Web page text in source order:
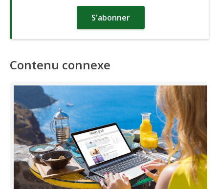
S'abonner
Contenu connexe